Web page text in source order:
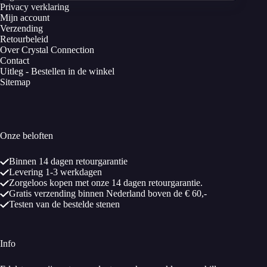
Privacy verklaring
Mijn account
Verzending
Retourbeleid
Over Crystal Connection
Contact
Uitleg - Bestellen in de winkel
Sitemap
Onze beloften
Binnen 14 dagen retourgarantie
Levering 1-3 werkdagen
Zorgeloos kopen met onze 14 dagen retourgarantie.
Gratis verzending binnen Nederland boven de € 60,-
Testen van de bestelde stenen
Info